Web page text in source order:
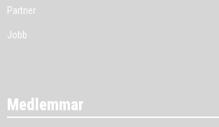
Partner
Jobb
Medlemmar